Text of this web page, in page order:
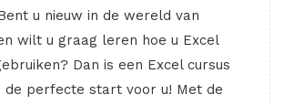
u nieuw in de wereld van
wilt u graag leren hoe u Excel
Dan is een Excel cursus
de perfecte start voor u! Met de